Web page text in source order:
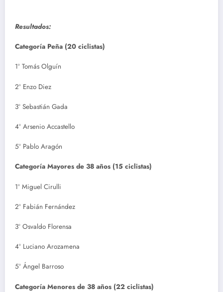
Resultados:
Categoría Peña (20 ciclistas)
1º Tomás Olguín
2º Enzo Diez
3º Sebastián Gada
4º Arsenio Accastello
5º Pablo Aragón
Categoría Mayores de 38 años (15 ciclistas)
1º Miguel Cirulli
2º Fabián Fernández
3º Osvaldo Florensa
4º Luciano Arozamena
5º Ángel Barroso
Categoría Menores de 38 años (22 ciclistas)